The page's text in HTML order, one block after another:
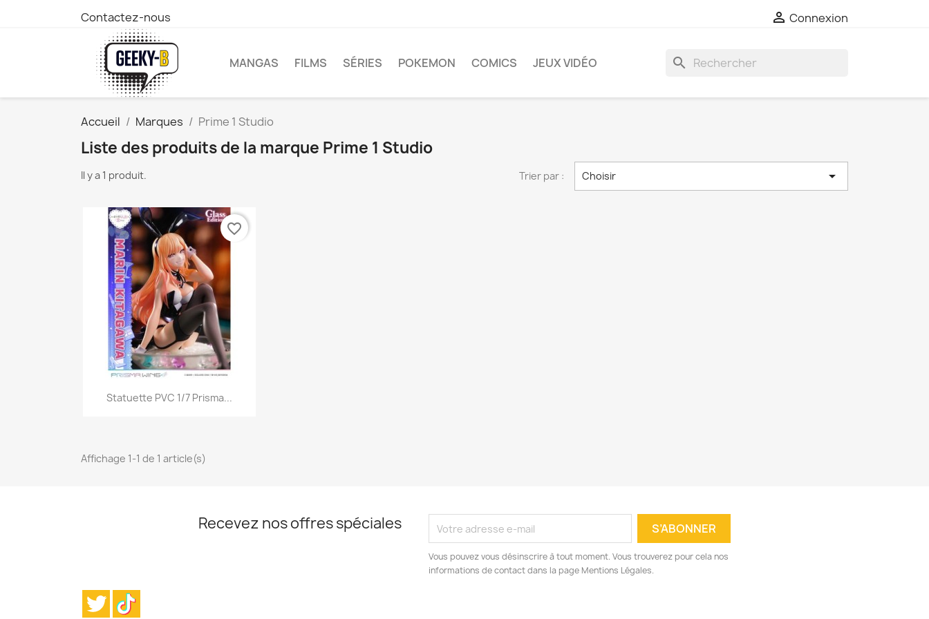
Contactez-nous  Connexion
MANGAS FILMS SÉRIES POKEMON COMICS JEUX VIDÉO search
Accueil Marques Prime 1 Studio
Liste des produits de la marque Prime 1 Studio
Il y a 1 produit. Trier par : Choisir 
Aperçu rapide
Statuette PVC 1/7 Prisma...
favorite_border
Affichage 1-1 de 1 article(s)
Recevez nos offres spéciales
Vous pouvez vous désinscrire à tout moment. Vous trouverez pour cela nos
informations de contact dans la page Mentions Légales.
Twitter